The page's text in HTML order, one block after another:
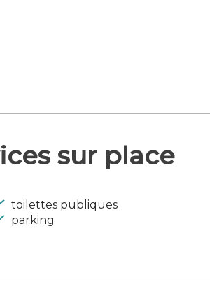
sur place
toilettes publiques
parking